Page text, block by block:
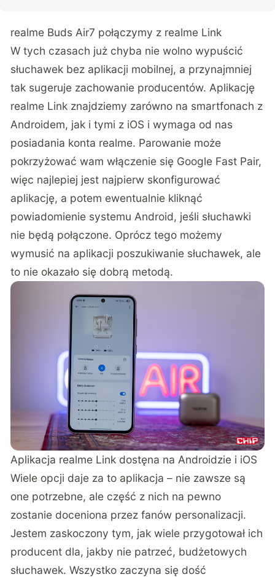
realme Buds Air7 połączymy z realme Link
W tych czasach już chyba nie wolno wypuścić
słuchawek bez aplikacji mobilnej, a przynajmniej
tak sugeruje zachowanie producentów. Aplikację
realme Link znajdziemy zarówno na smartfonach z
Androidem, jak i tymi z iOS i wymaga od nas
posiadania konta realme. Parowanie może
pokrzyżować wam włączenie się Google Fast Pair,
więc najlepiej jest najpierw skonfigurować
aplikację, a potem ewentualnie kliknąć
powiadomienie systemu Android, jeśli słuchawki
nie będą połączone. Oprócz tego możemy
wymusić na aplikacji poszukiwanie słuchawek, ale
to nie okazało się dobrą metodą.
Aplikacja realme Link dostęna na Androidzie i iOS
Wiele opcji daje za to aplikacja – nie zawsze są
one potrzebne, ale część z nich na pewno
zostanie doceniona przez fanów personalizacji.
Jestem zaskoczony tym, jak wiele przygotował ich
producent dla, jakby nie patrzeć, budżetowych
słuchawek. Wszystko zaczyna się dość